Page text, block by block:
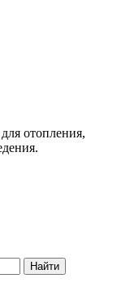
отопления,